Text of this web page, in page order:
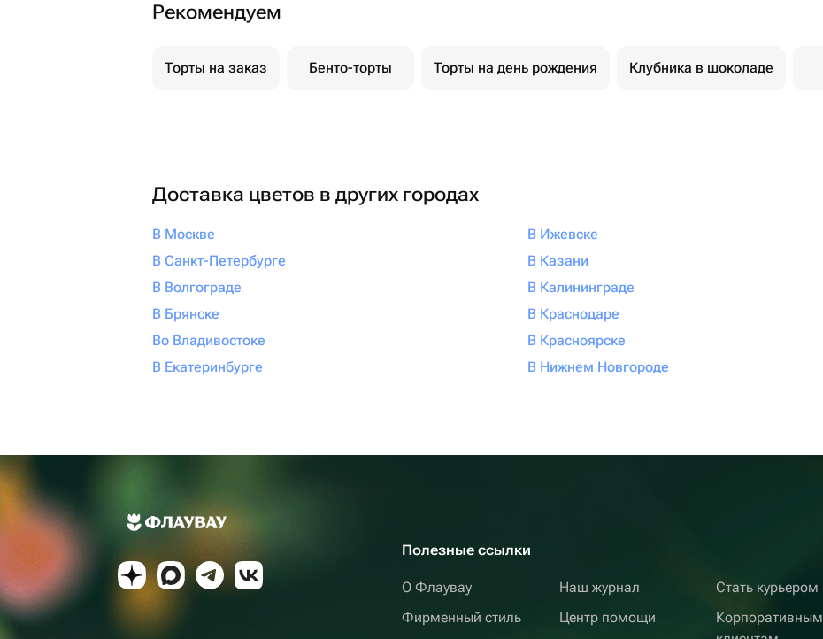
Рекомендуем
Торты на заказ Бенто-торты Торты на день рождения Клубника в шоколаде
Доставка цветов в других городах
В Москве
В Санкт-Петербурге
В Волгограде
В Брянске
Во Владивостоке
В Екатеринбурге
В Ижевске
В Казани
В Калининграде
В Краснодаре
В Красноярске
В Нижнем Новгороде
Полезные ссылки
О Флаувау
Фирменный стиль
Наш журнал
Центр помощи
Стать курьером
Корпоративным